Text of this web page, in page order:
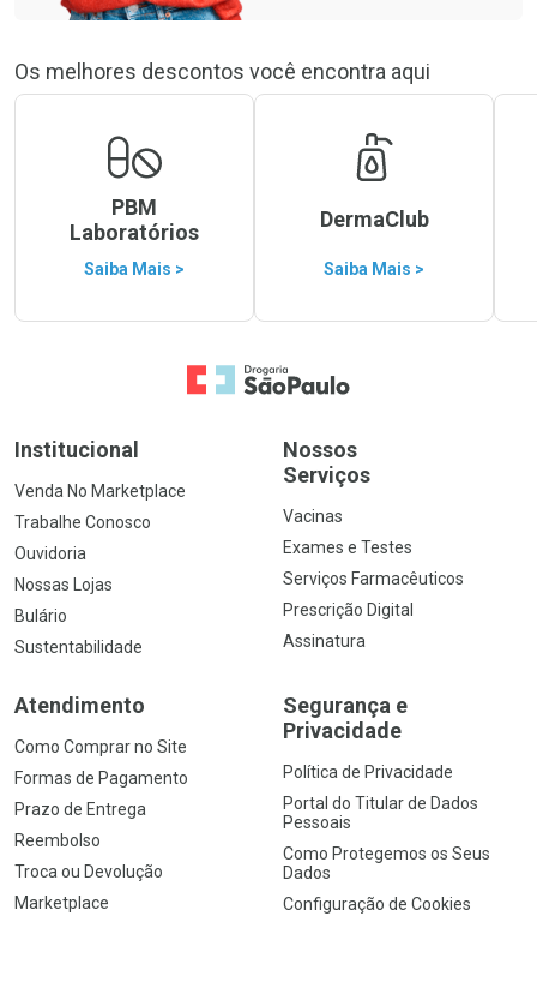
Os melhores descontos você encontra aqui
PBM
Laboratórios
Saiba Mais >
DermaClub
Saiba Mais >
Ir para a Home
Institucional
Venda No Marketplace
Trabalhe Conosco
Ouvidoria
Nossas Lojas
Bulário
Sustentabilidade
Nossos
Serviços
Vacinas
Exames e Testes
Serviços Farmacêuticos
Prescrição Digital
Assinatura
Atendimento
Como Comprar no Site
Formas de Pagamento
Prazo de Entrega
Reembolso
Troca ou Devolução
Marketplace
Segurança e
Privacidade
Política de Privacidade
Portal do Titular de Dados
Pessoais
Como Protegemos os Seus
Dados
Configuração de Cookies